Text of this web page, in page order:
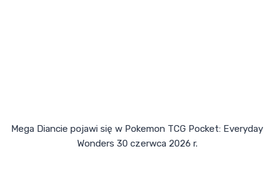
Mega Diancie pojawi się w Pokemon TCG Pocket: Everyday
Wonders 30 czerwca 2026 r.